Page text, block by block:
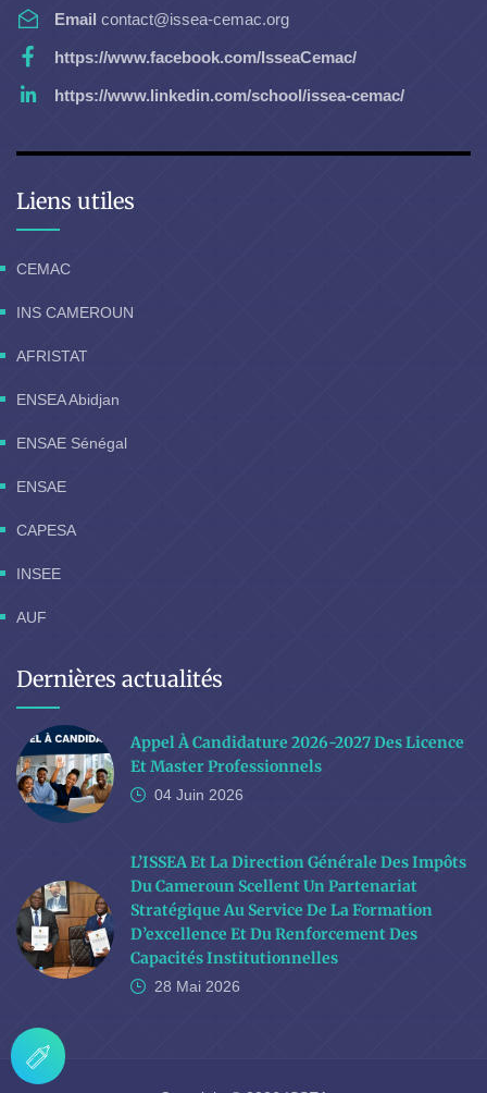
Email contact@issea-cemac.org
https://www.facebook.com/IsseaCemac/
https://www.linkedin.com/school/issea-cemac/
Liens utiles
CEMAC
INS CAMEROUN
AFRISTAT
ENSEA Abidjan
ENSAE Sénégal
ENSAE
CAPESA
INSEE
AUF
Dernières actualités
Appel À Candidature 2026-2027 Des Licence
Et Master Professionnels
04 Juin 2026
L’ISSEA Et La Direction Générale Des Impôts
Du Cameroun Scellent Un Partenariat
Stratégique Au Service De La Formation
D’excellence Et Du Renforcement Des
Capacités Institutionnelles
28 Mai 2026